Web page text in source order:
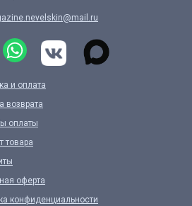
конфиденциальности
товара
оплаты
оферта
и оплата
возврата